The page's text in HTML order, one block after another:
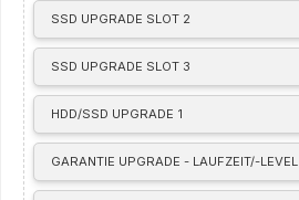
SSD UPGRADE SLOT 2
SSD UPGRADE SLOT 3
HDD/SSD UPGRADE 1
GARANTIE UPGRADE - LAUFZEIT/-LEVEL